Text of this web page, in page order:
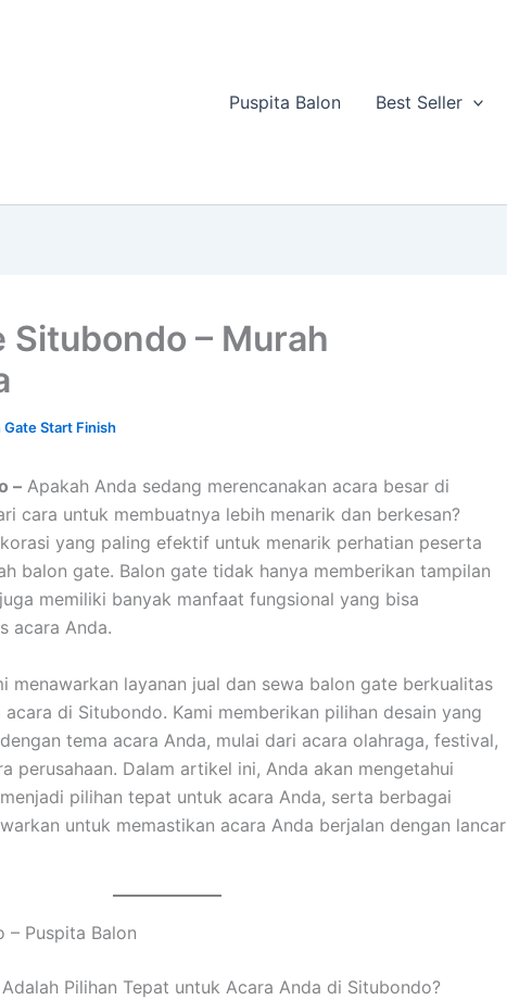
Puspita Balon Best Seller
Situbondo – Murah
Gate Start Finish
– Apakah Anda sedang merencanakan acara besar di
cara untuk membuatnya lebih menarik dan berkesan?
yang paling efektif untuk menarik perhatian peserta
balon gate. Balon gate tidak hanya memberikan tampilan
memiliki banyak manfaat fungsional yang bisa
acara Anda.
menawarkan layanan jual dan sewa balon gate berkualitas
di Situbondo. Kami memberikan pilihan desain yang
tema acara Anda, mulai dari acara olahraga, festival,
perusahaan. Dalam artikel ini, Anda akan mengetahui
pilihan tepat untuk acara Anda, serta berbagai
untuk memastikan acara Anda berjalan dengan lancar
– Puspita Balon
Pilihan Tepat untuk Acara Anda di Situbondo?